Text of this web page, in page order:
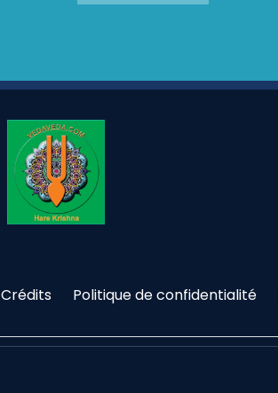
Crédits Politique de confidentialité